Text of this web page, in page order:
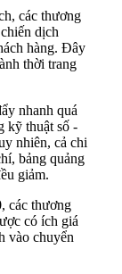
các thương
dịch
hàng. Đây
thời trang
nhanh quá
kỹ thuật số -
nhiên, cả chi
bảng quảng
giảm.
các thương
có ích giá
vào chuyển